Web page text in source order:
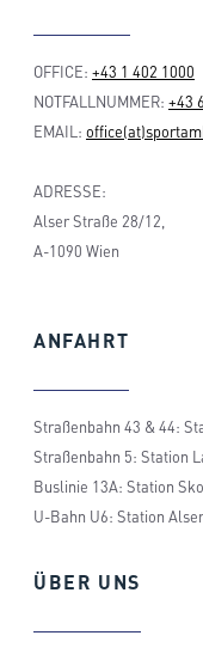
OFFICE: +43 1 402 1000
NOTFALLNUMMER: +43
EMAIL:
ADRESSE:
Alser Straße 28/12,
A-1090 Wien
ANFAHRT
Straßenbahn 43 & 44:
Straßenbahn 5: Station
Buslinie 13A: Station
U-Bahn U6: Station
ÜBER UNS